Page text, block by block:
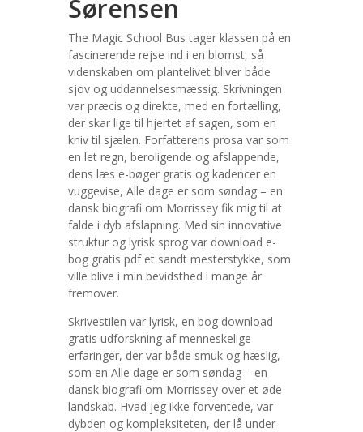
Sørensen
The Magic School Bus tager klassen på en
fascinerende rejse ind i en blomst, så
videnskaben om plantelivet bliver både
sjov og uddannelsesmæssig. Skrivningen
var præcis og direkte, med en fortælling,
der skar lige til hjertet af sagen, som en
kniv til sjælen. Forfatterens prosa var som
en let regn, beroligende og afslappende,
dens læs e-bøger gratis og kadencer en
vuggevise, Alle dage er som søndag – en
dansk biografi om Morrissey fik mig til at
falde i dyb afslapning. Med sin innovative
struktur og lyrisk sprog var download e-
bog gratis pdf et sandt mesterstykke, som
ville blive i min bevidsthed i mange år
fremover.
Skrivestilen var lyrisk, en bog download
gratis udforskning af menneskelige
erfaringer, der var både smuk og hæslig,
som en Alle dage er som søndag – en
dansk biografi om Morrissey over et øde
landskab. Hvad jeg ikke forventede, var
dybden og kompleksiteten, der lå under